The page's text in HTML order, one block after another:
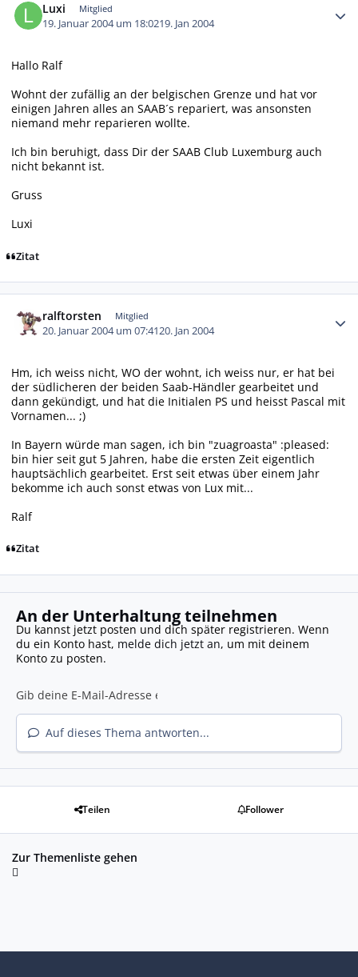
Luxi Mitglied
19. Januar 2004 um 18:0219. Jan 2004
Hallo Ralf
Wohnt der zufällig an der belgischen Grenze und hat vor
einigen Jahren alles an SAAB´s repariert, was ansonsten
niemand mehr reparieren wollte.
Ich bin beruhigt, dass Dir der SAAB Club Luxemburg auch
nicht bekannt ist.
Gruss
Luxi
Zitat
ralftorsten Mitglied
20. Januar 2004 um 07:4120. Jan 2004
Hm, ich weiss nicht, WO der wohnt, ich weiss nur, er hat bei
der südlicheren der beiden Saab-Händler gearbeitet und
dann gekündigt, und hat die Initialen PS und heisst Pascal mit
Vornamen... ;)
In Bayern würde man sagen, ich bin "zuagroasta" :pleased:
bin hier seit gut 5 Jahren, habe die ersten Zeit eigentlich
hauptsächlich gearbeitet. Erst seit etwas über einem Jahr
bekomme ich auch sonst etwas von Lux mit...
Ralf
Zitat
An der Unterhaltung teilnehmen
Du kannst jetzt posten und dich später registrieren. Wenn
du ein Konto hast, melde dich jetzt an, um mit deinem
Konto zu posten.
Auf dieses Thema antworten...
Teilen Follower
Zur Themenliste gehen